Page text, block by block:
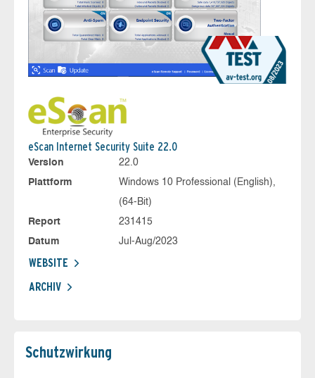
eScan Internet Security Suite 22.0
Version
22.0
Plattform
Windows 10 Professional (English),
(64-Bit)
Report
231415
Datum
Jul-Aug/2023
WEBSITE
ARCHIV
Schutz­wirkung